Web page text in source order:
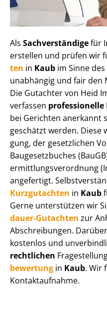
Als Sachverständigefür
erstellen und prüfen wir
ten in Kaub im Sinne des
unabhängig und fair den
Die Gutachter von Heid
verfassen
bei Gerichten anerkannt
geschätzt werden.
gung, der gesetzlichen
Baugesetzbuches
ermitt­lungs­ver­ord­nung
angefertigt.
Kurzgutachten in Kaub
Gerne unterstützen wir
dau­er-Gutachten zur
Abschreibungen.
kostenlos und
rechtlichen
be­wer­tung in Kaub. Wir
Kontaktaufnahme.